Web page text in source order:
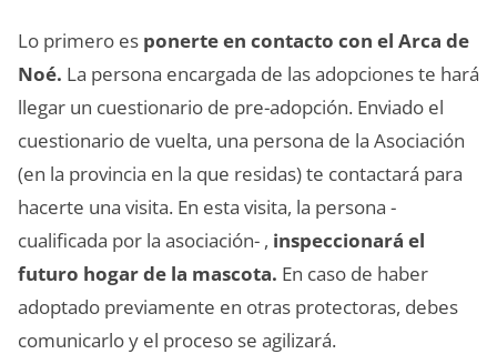
Lo primero es ponerte en contacto con el Arca de
Noé. La persona encargada de las adopciones te hará
llegar un cuestionario de pre-adopción. Enviado el
cuestionario de vuelta, una persona de la Asociación
(en la provincia en la que residas) te contactará para
hacerte una visita. En esta visita, la persona -
cualificada por la asociación- , inspeccionará el
futuro hogar de la mascota. En caso de haber
adoptado previamente en otras protectoras, debes
comunicarlo y el proceso se agilizará.